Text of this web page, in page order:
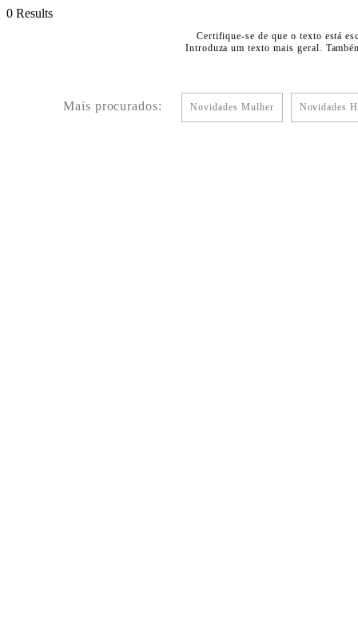
0 Results
Certifique-se de que o texto está
Introduza um texto mais geral.
Mais procurados: Novidades Mulher Novidades